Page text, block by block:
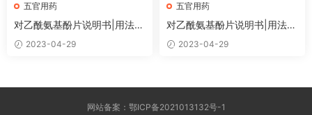
五官用药
对乙酰氨基酚片说明书|用法用
量|注意事项
2023-04-29
五官用药
对乙酰氨基酚片说明书|用法用
量|注意事项
2023-04-29
网站备案：鄂ICP备2021013132号-1